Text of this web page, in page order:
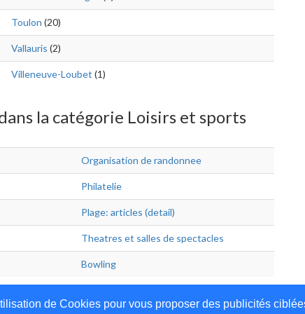
de Cookies pour vous proposer des publicités
Toulon (20)
Vallauris (2)
Villeneuve-Loubet (1)
la catégorie Loisirs et sports
Organisation de randonnee
Philatelie
Plage: articles (detail)
Theatres et salles de spectacles
Bowling